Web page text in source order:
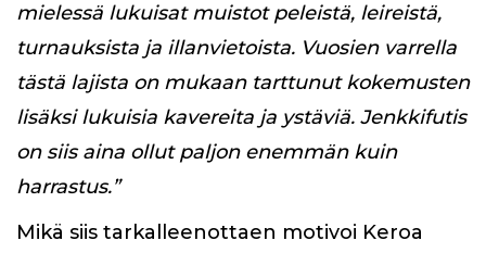
mielessä lukuisat muistot peleistä, leireistä,
turnauksista ja illanvietoista. Vuosien varrella
tästä lajista on mukaan tarttunut kokemusten
lisäksi lukuisia kavereita ja ystäviä. Jenkkifutis
on siis aina ollut paljon enemmän kuin
harrastus.”
Mikä siis tarkalleenottaen motivoi Keroa